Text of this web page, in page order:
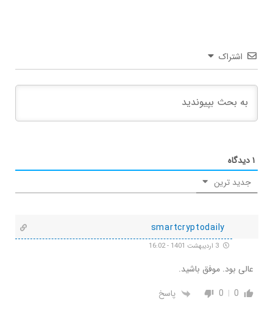
اشتراک
۱دیدگاه
جدید ترین
smartcryptodaily
عالی بود. موفق باشید.
0
0 پاسخ